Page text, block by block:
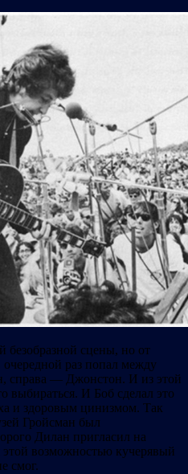
безобразной сцены, но от
раз попал между
справа — Джонстон. И из этой
выбираться. И Боб сделал это
и здоровым цинизмом. Так
Гройсман был
Дилан пригласил на
этой возможностью кучерявый
смог.